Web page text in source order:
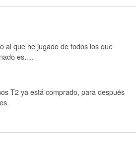
al que he jugado de todos los que
es….
T2 ya está comprado, para después